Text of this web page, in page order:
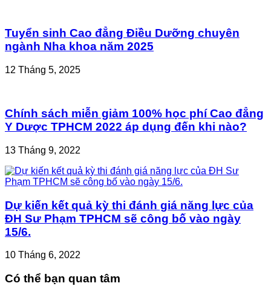
Tuyển sinh Cao đẳng Điều Dưỡng chuyên
ngành Nha khoa năm 2025
12 Tháng 5, 2025
Chính sách miễn giảm 100% học phí Cao đẳng
Y Dược TPHCM 2022 áp dụng đến khi nào?
13 Tháng 9, 2022
Dự kiến kết quả kỳ thi đánh giá năng lực của
ĐH Sư Phạm TPHCM sẽ công bố vào ngày
15/6.
10 Tháng 6, 2022
Có thể bạn quan tâm